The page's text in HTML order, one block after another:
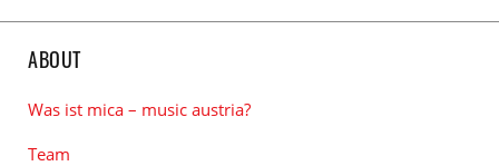
ABOUT
Was ist mica – music austria?
Team